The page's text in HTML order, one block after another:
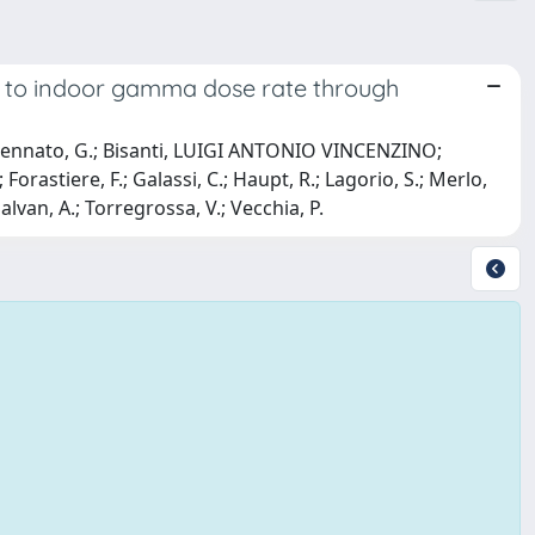
indoor gamma dose rate through
G.; Bisanti, LUIGI ANTONIO VINCENZINO;
F.; Galassi, C.; Haupt, R.; Lagorio, S.; Merlo,
A.; Torregrossa, V.; Vecchia, P.